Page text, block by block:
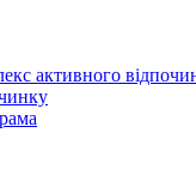
активного